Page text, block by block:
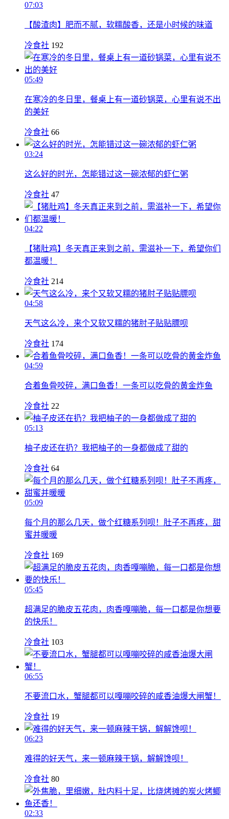
07:03
【酸渣肉】肥而不腻，软糯酸香，还是小时候的味道
冷食社 192
05:49
在寒冷的冬日里，餐桌上有一道砂锅菜，心里有说不出
的美好
冷食社 66
03:24
这么好的时光，怎能错过这一碗浓郁的虾仁粥
冷食社 47
04:22
【猪肚鸡】冬天真正来到之前，需滋补一下，希望你们
都温暖！
冷食社 214
04:58
天气这么冷，来个又软又糯的猪肘子贴贴膘呗
冷食社 174
04:59
合着鱼骨咬碎，满口鱼香！一条可以吃骨的黄金炸鱼
冷食社 22
05:13
柚子皮还在扔？我把柚子的一身都做成了甜的
冷食社 64
05:09
每个月的那么几天，做个红糖系列呗！肚子不再疼，甜
蜜并暖暖
冷食社 169
05:45
超满足的脆皮五花肉，肉香嘎嘣脆，每一口都是你想要
的快乐！
冷食社 103
06:55
不要流口水，蟹腿都可以嘎嘣咬碎的咸香油爆大闸蟹！
冷食社 19
06:23
难得的好天气，来一顿麻辣干锅，解解馋呗！
冷食社 80
02:33